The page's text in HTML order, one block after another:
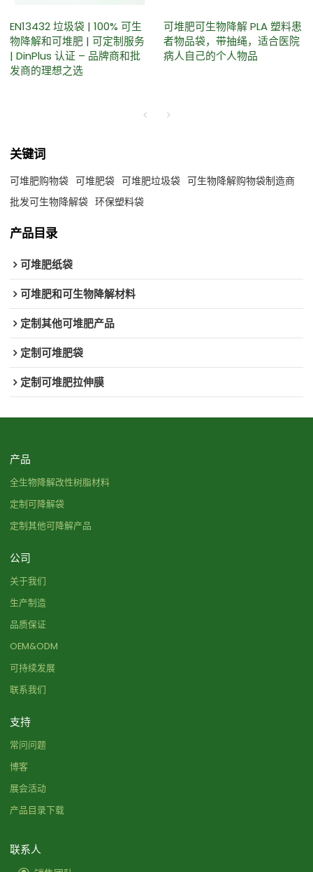
EN13432 垃圾袋 | 100% 可生
物降解和可堆肥 | 可定制服务
| DinPlus 认证 – 品牌商和批
发商的理想之选
可堆肥可生物降解 PLA 塑料患
者物品袋，带抽绳，适合医院
病人自己的个人物品
关键词
可堆肥购物袋 可堆肥袋 可堆肥垃圾袋 可生物降解购物袋制造商
批发可生物降解袋 环保塑料袋
产品目录
可堆肥纸袋
可堆肥和可生物降解材料
定制其他可堆肥产品
定制可堆肥袋
定制可堆肥拉伸膜
产品
全生物降解改性树脂材料
定制可降解袋
定制其他可降解产品
公司
关于我们
生产制造
品质保证
OEM&ODM
可持续发展
联系我们
支持
常问问题
博客
展会活动
产品目录下载
联系人